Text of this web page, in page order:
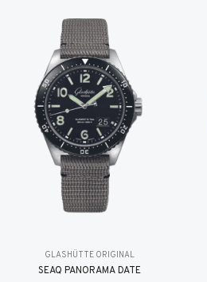
GLASHÜTTE ORIGINAL
SEAQ PANORAMA DATE